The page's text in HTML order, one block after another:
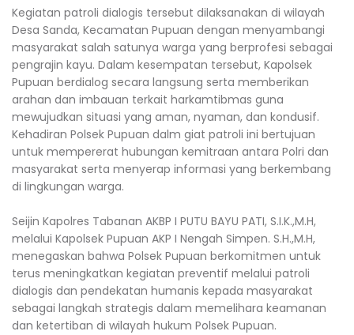
Kegiatan patroli dialogis tersebut dilaksanakan di wilayah
Desa Sanda, Kecamatan Pupuan dengan menyambangi
masyarakat salah satunya warga yang berprofesi sebagai
pengrajin kayu. Dalam kesempatan tersebut, Kapolsek
Pupuan berdialog secara langsung serta memberikan
arahan dan imbauan terkait harkamtibmas guna
mewujudkan situasi yang aman, nyaman, dan kondusif.
Kehadiran Polsek Pupuan dalm giat patroli ini bertujuan
untuk mempererat hubungan kemitraan antara Polri dan
masyarakat serta menyerap informasi yang berkembang
di lingkungan warga.
Seijin Kapolres Tabanan AKBP I PUTU BAYU PATI, S.I.K.,M.H,
melalui Kapolsek Pupuan AKP I Nengah Simpen. S.H.,M.H,
menegaskan bahwa Polsek Pupuan berkomitmen untuk
terus meningkatkan kegiatan preventif melalui patroli
dialogis dan pendekatan humanis kepada masyarakat
sebagai langkah strategis dalam memelihara keamanan
dan ketertiban di wilayah hukum Polsek Pupuan.